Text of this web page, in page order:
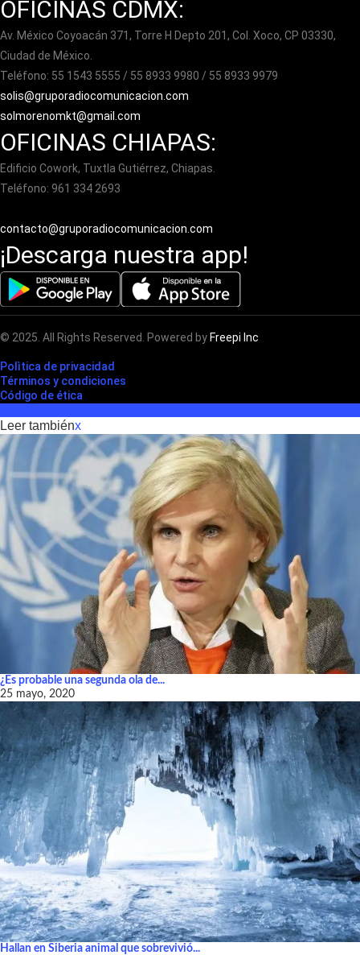
OFICINAS CDMX:
Av. México Coyoacán 371, Torre H Depto 201, Col. Xoco, CP 03330,
Ciudad de México.
Teléfono: 55 1543 5555 / 55 8933 9980 / 55 8933 9979
solis@gruporadiocomunicacion.com
solmorenomkt@gmail.com
OFICINAS CHIAPAS:
Edificio Cowork, Tuxtla Gutiérrez, Chiapas.
Teléfono: 961 334 2693
contacto@gruporadiocomunicacion.com
¡Descarga nuestra app!
© 2025. All Rights Reserved. Powered by Freepi Inc
Polìtica de privacidad
Términos y condiciones
Código de ética
Leer tambiénx
¿Es probable una segunda ola de...
25 mayo, 2020
Hallan en Siberia animal que sobrevivió...